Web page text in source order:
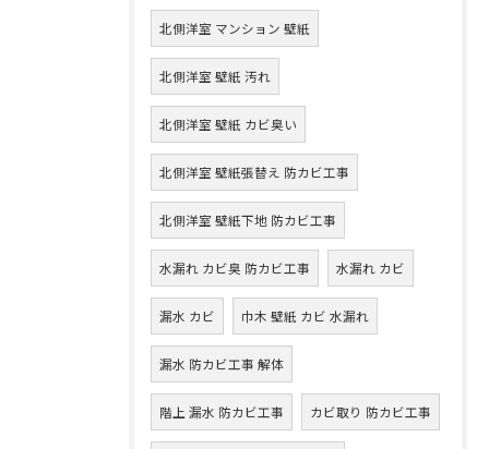
北側洋室 マンション 壁紙
北側洋室 壁紙 汚れ
北側洋室 壁紙 カビ臭い
北側洋室 壁紙張替え 防カビ工事
北側洋室 壁紙下地 防カビ工事
水漏れ カビ臭 防カビ工事 水漏れ カビ
漏水 カビ 巾木 壁紙 カビ 水漏れ
漏水 防カビ工事 解体
階上 漏水 防カビ工事 カビ取り 防カビ工事